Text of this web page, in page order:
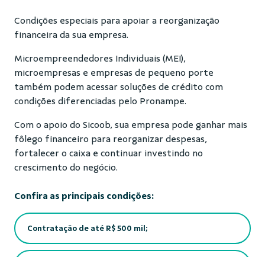
Condições especiais para apoiar a reorganização
financeira da sua empresa.
Microempreendedores Individuais (MEI),
microempresas e empresas de pequeno porte
também podem acessar soluções de crédito com
condições diferenciadas pelo Pronampe.
Com o apoio do Sicoob, sua empresa pode ganhar mais
fôlego financeiro para reorganizar despesas,
fortalecer o caixa e continuar investindo no
crescimento do negócio.
Confira as principais condições:
Contratação de até R$ 500 mil;